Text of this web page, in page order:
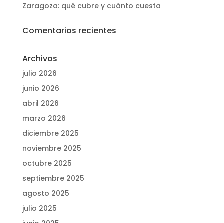
Zaragoza: qué cubre y cuánto cuesta
Comentarios recientes
Archivos
julio 2026
junio 2026
abril 2026
marzo 2026
diciembre 2025
noviembre 2025
octubre 2025
septiembre 2025
agosto 2025
julio 2025